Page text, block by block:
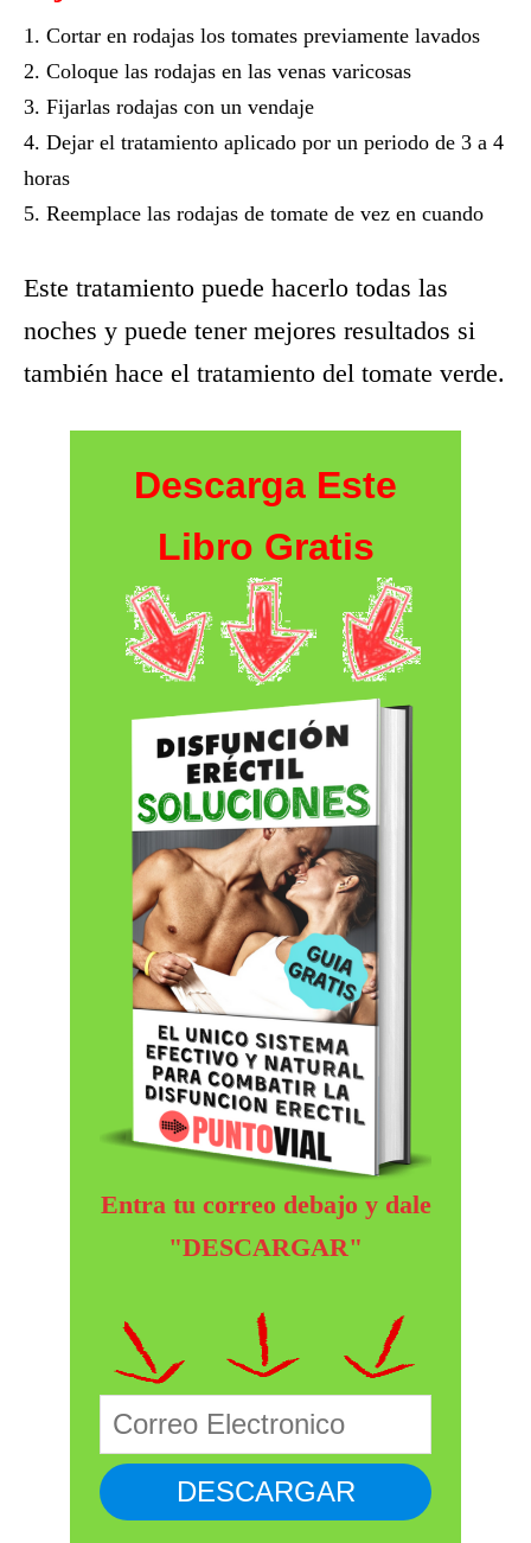
Cortar en rodajas los tomates previamente lavados
Coloque las rodajas en las venas varicosas
Fijarlas rodajas con un vendaje
Dejar el tratamiento aplicado por un periodo de 3 a 4
horas
Reemplace las rodajas de tomate de vez en cuando
Este tratamiento puede hacerlo todas las
noches y puede tener mejores resultados si
también hace el tratamiento del tomate verde.
Descarga Este
Libro Gratis
Entra tu correo debajo y dale
"DESCARGAR"